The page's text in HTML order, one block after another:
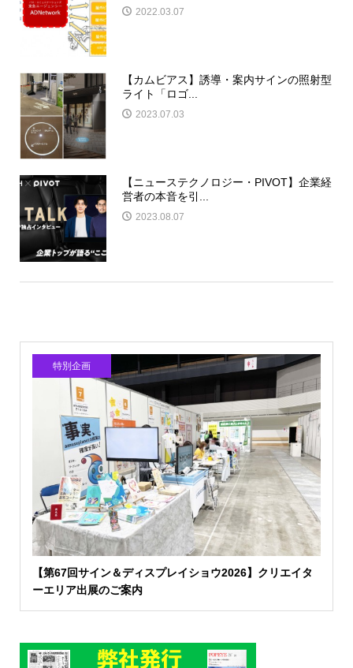
2022.03.07
【カムビアス】誘導・案内サインの照射型
ライト「ロゴ...
2023.07.03
【ニューステクノロジー・PIVOT】企業経
営者の本音を引...
2023.08.07
特別企画
【第67回サイン＆ディスプレイショウ2026】クリエイタ
ーエリア出展のご案内